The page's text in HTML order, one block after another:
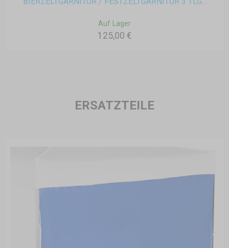
Auf Lager
125,00 €
ERSATZTEILE